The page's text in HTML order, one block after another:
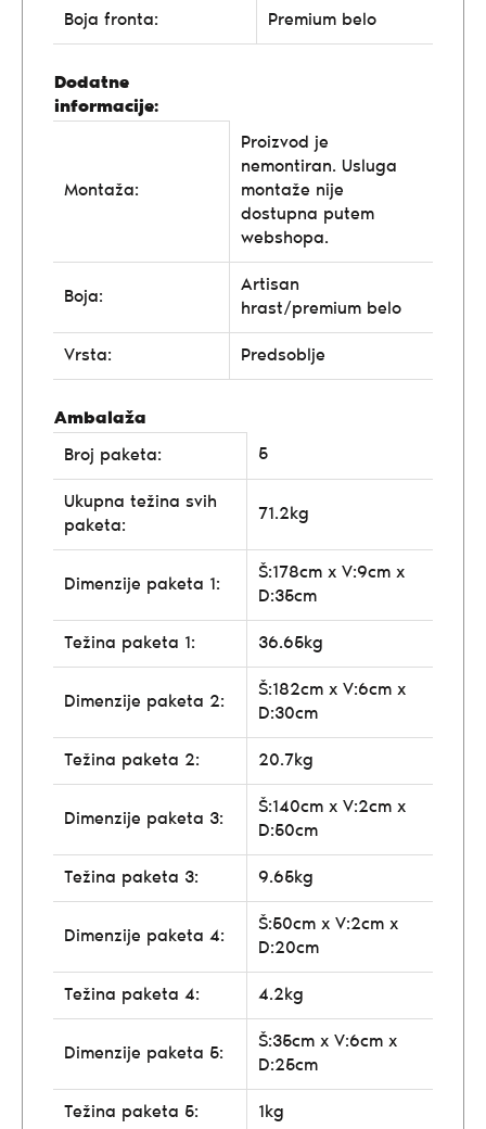
Boja fronta: Premium belo
Dodatne
informacije:
Montaža:
Proizvod je
nemontiran. Usluga
montaže nije
dostupna putem
webshopa.
Boja:
Artisan
hrast/premium belo
Vrsta: Predsoblje
Ambalaža
Broj paketa:
5
Ukupna težina svih
paketa:
71.2kg
Dimenzije paketa 1:
Š:178cm x V:9cm x
D:35cm
Težina paketa 1: 36.65kg
Dimenzije paketa 2:
Š:182cm x V:6cm x
D:30cm
Težina paketa 2: 20.7kg
Dimenzije paketa 3:
Š:140cm x V:2cm x
D:50cm
Težina paketa 3: 9.65kg
Dimenzije paketa 4:
Š:50cm x V:2cm x
D:20cm
Težina paketa 4: 4.2kg
Dimenzije paketa 5:
Š:35cm x V:6cm x
D:25cm
Težina paketa 5: 1kg